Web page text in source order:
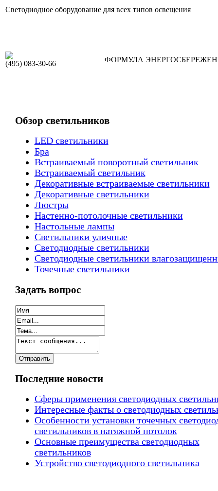
Светодиодное оборудование для всех типов освещения
(495) 083-30-66 ФОРМУЛА
Обзор светильников
LED светильники
Бра
Встраиваемый поворотный светильник
Встраиваемый светильник
Декоративные встраиваемые светильники
Декоративные светильники
Люстры
Настенно-потолочные светильники
Настольные лампы
Светильники уличные
Светодиодные светильники
Светодиодные светильники
Точечные светильники
Задать вопрос
Последние новости
Сферы применения светодиодных
Интересные факты о светодиодных
Особенности установки точечных
светильников в натяжной потолок
Основные преимущества светодиодных
светильников
Устройство светодиодного светильника